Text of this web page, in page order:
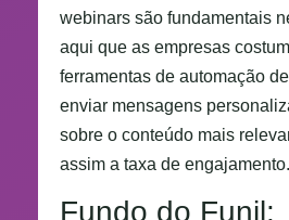
webinars são fundamentais
aqui que as empresas
ferramentas de automação
enviar mensagens
sobre o conteúdo mais
assim a taxa de engajamento.
Fundo do Funil: